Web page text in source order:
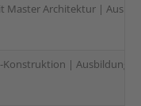
Master Architektur |
Konstruktion | Ausbildung